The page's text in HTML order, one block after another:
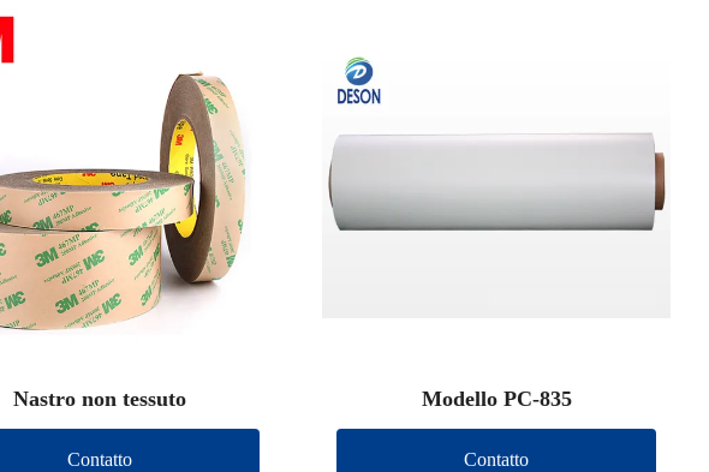
Nastro non tessuto
Contatto
Modello PC-835
Contatto